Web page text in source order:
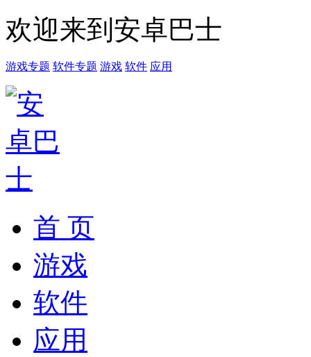
欢迎来到安卓巴士
游戏专题 软件专题 游戏 软件 应用
首 页
游戏
软件
应用